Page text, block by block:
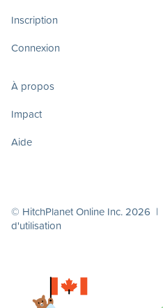
Inscription
Connexion
À propos
Impact
Aide
© HitchPlanet Online Inc. 2026 |
d'utilisation